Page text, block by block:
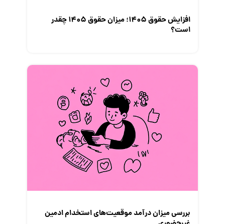
افزایش حقوق 1405؛ میزان حقوق 1405 چقدر
است؟
بررسی میزان درآمد موقعیت‌های استخدام ادمین